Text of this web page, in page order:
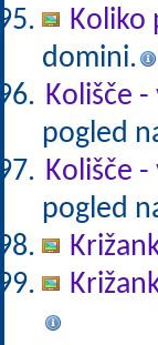
Koliko
domini.
Kolišče
pogled
Kolišče
pogled